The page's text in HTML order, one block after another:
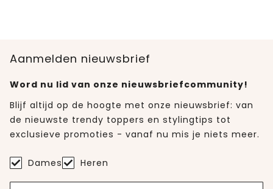
Aanmelden nieuwsbrief
Word nu lid van onze nieuwsbriefcommunity!
Blijf altijd op de hoogte met onze nieuwsbrief: van
de nieuwste trendy toppers en stylingtips tot
exclusieve promoties - vanaf nu mis je niets meer.
Dames Heren